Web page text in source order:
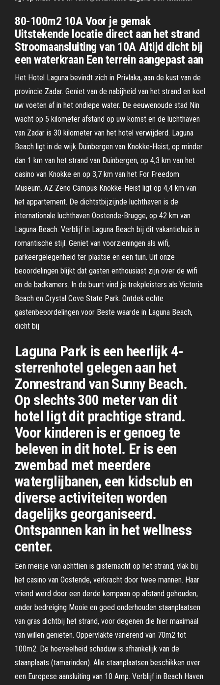
80-100m2 10A Voor je gemak
Uitstekende locatie direct aan het strand
Stroomaansluiting van 10A Altijd dicht bij
een waterkraan Een terrein aangepast aan
Het Hotel Laguna bevindt zich in Privlaka, aan de kust van de
provincie Zadar. Geniet van de nabijheid van het strand en koel
uw voeten af in het ondiepe water. De eeuwenoude stad Nin
wacht op 5 kilometer afstand op uw komst en de luchthaven
van Zadar is 30 kilometer van het hotel verwijderd. Laguna
Beach ligt in de wijk Duinbergen van Knokke-Heist, op minder
dan 1 km van het strand van Duinbergen, op 4,3 km van het
casino van Knokke en op 3,7 km van het For Freedom
Museum. AZ Zeno Campus Knokke-Heist ligt op 4,4 km van
het appartement. De dichtstbijzijnde luchthaven is de
internationale luchthaven Oostende-Brugge, op 42 km van
Laguna Beach. Verblijf in Laguna Beach bij dit vakantiehuis in
romantische stijl. Geniet van voorzieningen als wifi,
parkeergelegenheid ter plaatse en een tuin. Uit onze
beoordelingen blijkt dat gasten enthousiast zijn over de wifi
en de badkamers. In de buurt vind je trekpleisters als Victoria
Beach en Crystal Cove State Park. Ontdek echte
gastenbeoordelingen voor Beste waarde in Laguna Beach,
dicht bij
Laguna Park is een heerlijk 4-
sterrenhotel gelegen aan het
Zonnestrand van Sunny Beach.
Op slechts 300 meter van dit
hotel ligt dit prachtige strand.
Voor kinderen is er genoeg te
beleven in dit hotel. Er is een
zwembad met meerdere
waterglijbanen, een kidsclub en
diverse activiteiten worden
dagelijks georganiseerd.
Ontspannen kan in het wellness
center.
Een meisje van achttien is gisternacht op het strand, vlak bij
het casino van Oostende, verkracht door twee mannen. Haar
vriend werd door een derde kompaan op afstand gehouden,
onder bedreiging Mooie en goed onderhouden staanplaatsen
van gras dichtbij het strand, voor degenen die hier maximaal
van willen genieten. Oppervlakte variërend van 70m2 tot
100m2. De hoeveelheid schaduw is afhankelijk van de
staanplaats (tamarinden). Alle staanplaatsen beschikken over
een Europese aansluiting van 10 Amp. Verblijf in Beach Haven